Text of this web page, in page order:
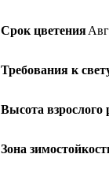
Срок цветения
Требования к
Высота взрослого
Зона